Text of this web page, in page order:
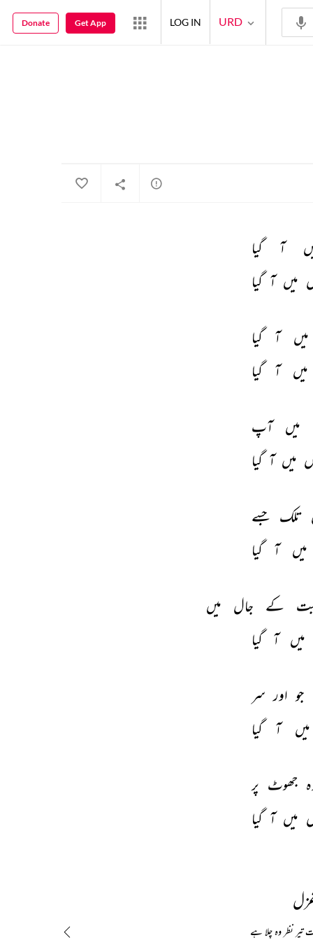
آ
گیا
میں آ گیا
میں آ
گیا
میں
آ گیا
میں
آپ
میں آ گیا
تلک جسے
میں
آ گیا
کے جال
میں
میں آ گیا
جو اور سر
میں
آ گیا
جھوٹ پر
میں آ گیا
تیر نظر وہ چلا ہے
URD
LOG IN
Get App
Donate